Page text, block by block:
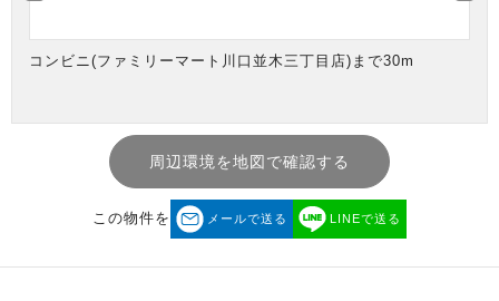
コンビニ(ファミリーマート川口並木三丁目店)まで30m
周辺環境を地図で確認する
この物件を メールで送る LINEで送る